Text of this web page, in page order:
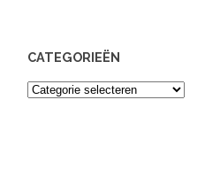
CATEGORIEËN
Categorieën